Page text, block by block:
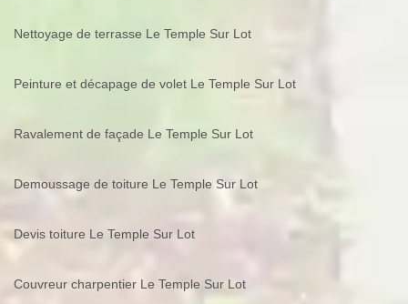
Nettoyage de terrasse Le Temple Sur Lot
Peinture et décapage de volet Le Temple Sur Lot
Ravalement de façade Le Temple Sur Lot
Demoussage de toiture Le Temple Sur Lot
Devis toiture Le Temple Sur Lot
Couvreur charpentier Le Temple Sur Lot